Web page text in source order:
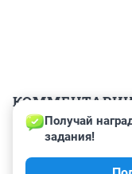
Гость
Получай
задания!